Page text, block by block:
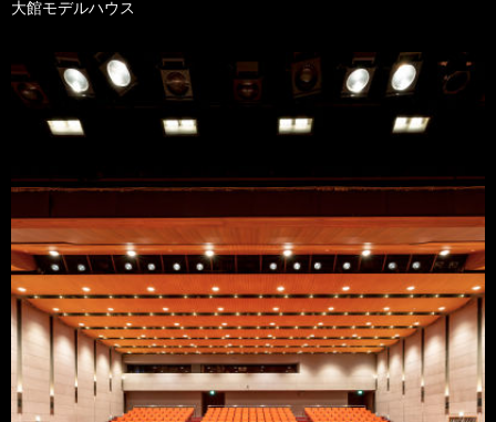
大館モデルハウス